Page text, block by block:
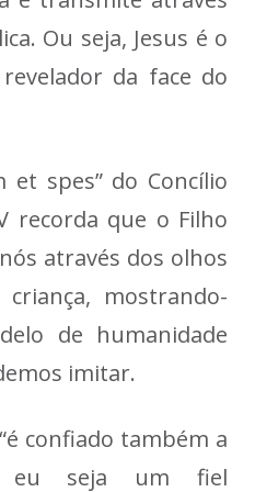
Ou seja, Jesus é o
da face do
et spes” do Concílio
recorda que o Filho
através dos olhos
mostrando-
de humanidade
imitar.
confiado também a
eu seja um fiel